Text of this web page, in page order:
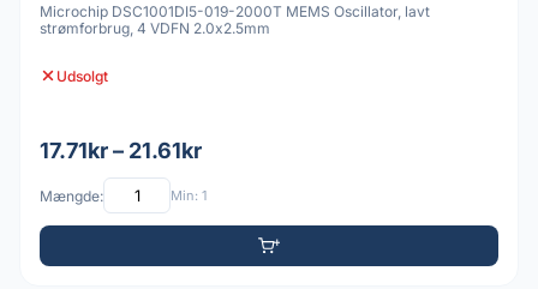
Microchip DSC1001DI5-019-2000T MEMS Oscillator, lavt
strømforbrug, 4 VDFN 2.0x2.5mm
Udsolgt
17.71kr – 21.61kr
Mængde: Min: 1